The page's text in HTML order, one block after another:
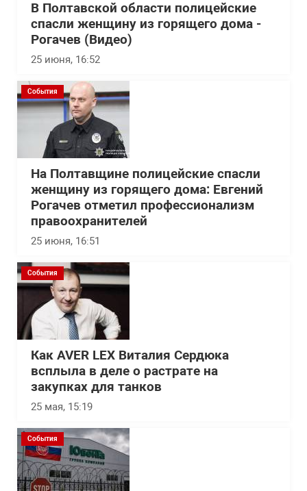
В Полтавской области полицейские
спасли женщину из горящего дома -
Рогачев (Видео)
25 июня, 16:52
События
На Полтавщине полицейские спасли
женщину из горящего дома: Евгений
Рогачев отметил профессионализм
правоохранителей
25 июня, 16:51
События
Как AVER LEX Виталия Сердюка
всплыла в деле о растрате на
закупках для танков
25 мая, 15:19
События